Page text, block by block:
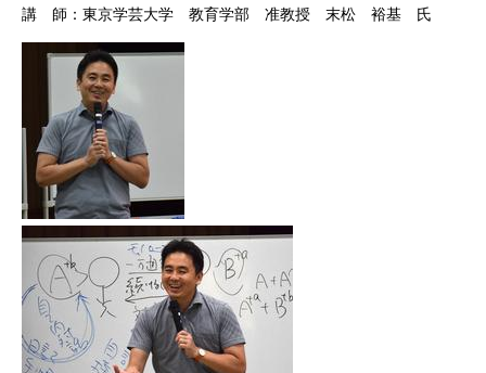
講 師：東京学芸大学 教育学部 准教授 末松 裕基 氏